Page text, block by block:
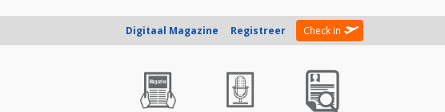
Digitaal Magazine Registreer Check in